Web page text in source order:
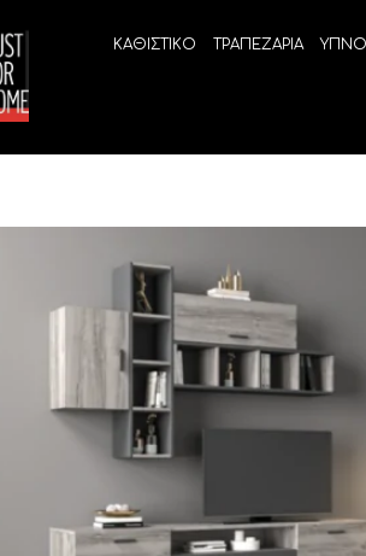
ΚΑΘΙΣΤΙΚΟ ΤΡΑΠΕΖΑΡΙΑ
στρώματα χωρίς ελατήρια
στρώματα
LINEA